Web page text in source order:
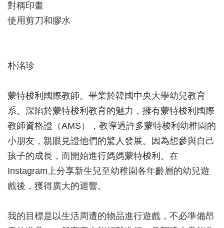
對稱印畫
使用剪刀和膠水
朴洺珍
蒙特梭利國際教師。畢業於韓國中央大學幼兒教育
系。深陷於蒙特梭利教育的魅力，擁有蒙特梭利國際
教師資格證（AMS），教導過許多蒙特梭利幼稚園的
小朋友，親眼見證他們的驚人發展。因為想參與自己
孩子的成長，而開始進行媽媽蒙特梭利。在
Instagram上分享新生兒至幼稚園各年齡層的幼兒遊
戲後，獲得廣大的迴響。
我的目標是以生活周遭的物品進行遊戲，不必準備昂